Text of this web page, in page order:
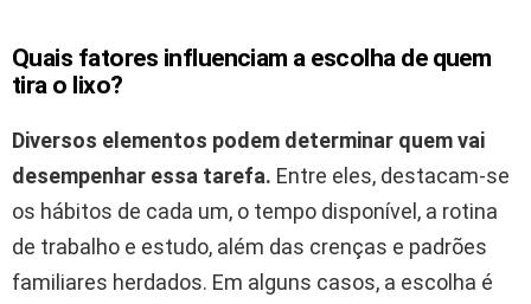
Quais fatores influenciam a escolha de quem
tira o lixo?
Diversos elementos podem determinar quem vai
desempenhar essa tarefa. Entre eles, destacam-se
os hábitos de cada um, o tempo disponível, a rotina
de trabalho e estudo, além das crenças e padrões
familiares herdados. Em alguns casos, a escolha é